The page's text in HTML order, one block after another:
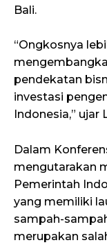
Bali.
“Ongkosnya
pendekatan
investasi
Indonesia,” ujar
Dalam
mengutarakan
Pemerintah
yang memiliki
sampah-
merupakan